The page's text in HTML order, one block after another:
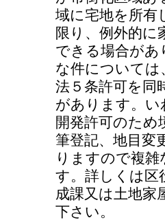
域に宅地を所有
限り、例外的に
できる場合があ
な件については
法５条許可を同
があります。い
開発許可のため
筆登記、地目変
りますので複雑
す。詳しくは区
成課又は土地家
下さい。